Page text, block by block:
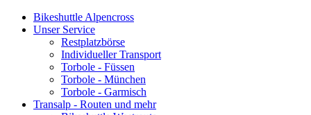
Bikeshuttle Alpencross
Unser Service
Restplatzbörse
Individueller Transport
Torbole - Füssen
Torbole - München
Torbole - Garmisch
Transalp - Routen und mehr